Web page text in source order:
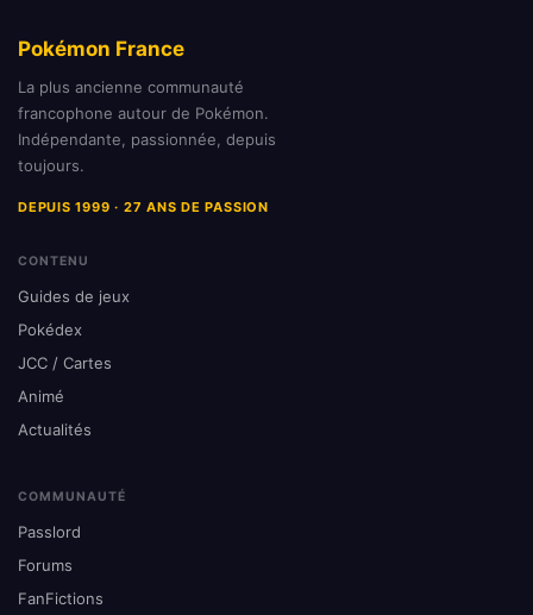
Pokémon France
La plus ancienne communauté
francophone autour de Pokémon.
Indépendante, passionnée, depuis
toujours.
DEPUIS 1999 · 27 ANS DE PASSION
CONTENU
Guides de jeux
Pokédex
JCC / Cartes
Animé
Actualités
COMMUNAUTÉ
Passlord
Forums
FanFictions